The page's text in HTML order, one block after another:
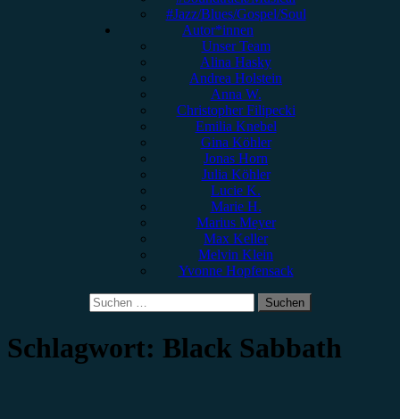
#Jazz/Blues/Gospel/Soul
Autor*innen
Unser Team
Alina Hasky
Andrea Holstein
Anna W.
Christopher Filipecki
Emilia Knebel
Gina Köhler
Jonas Horn
Julia Köhler
Lucie K.
Marie H.
Marius Meyer
Max Keller
Melvin Klein
Yvonne Hopfensack
Suchen
nach:
Schlagwort: Black Sabbath